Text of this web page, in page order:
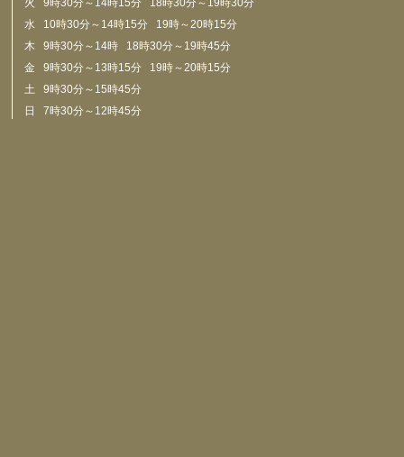
火 9時30分～14時15分 18時30分～19時30分
水 10時30分～14時15分 19時～20時15分
木 9時30分～14時 18時30分～19時45分
金 9時30分～13時15分 19時～20時15分
土 9時30分～15時45分
日 7時30分～12時45分